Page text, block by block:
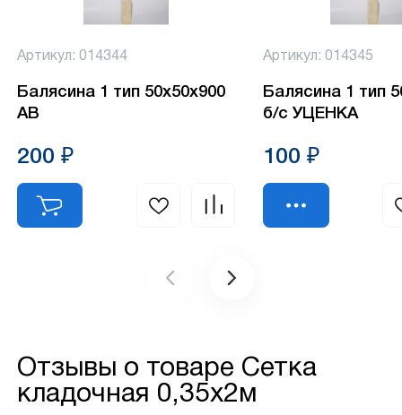
Артикул: 014344
Балясина 1 тип 50х50х900
АВ
200 ₽
Артикул: 014345
Балясина 1 тип
б/с УЦЕНКА
100 ₽
Отзывы о товаре Сетка
кладочная 0,35х2м